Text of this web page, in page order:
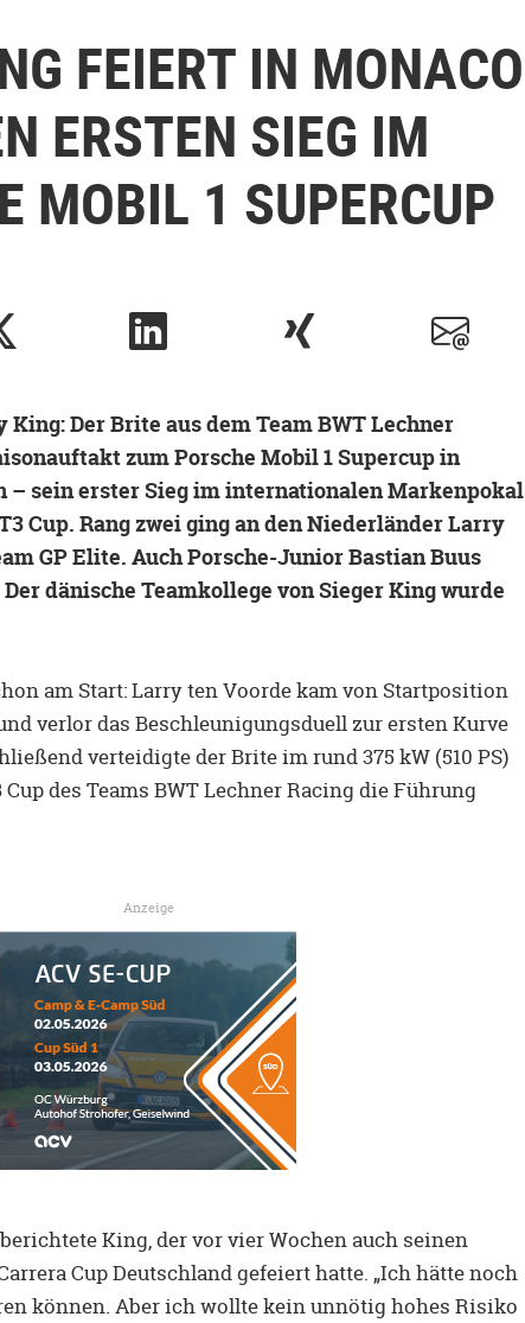
FEIERT IN MONACO
ERSTEN SIEG IM
MOBIL 1 SUPERCUP
Der Brite aus dem Team BWT Lechner
zum Porsche Mobil 1 Supercup in
– sein erster Sieg im internationalen Markenpokal
Cup. Rang zwei ging an den Niederländer Larry
GP Elite. Auch Porsche-Junior Bastian Buus
dänische Teamkollege von Sieger King wurde
am Start: Larry ten Voorde kam von Startposition
verlor das Beschleunigungsduell zur ersten Kurve
verteidigte der Brite im rund 375 kW (510 PS)
Cup des Teams BWT Lechner Racing die Führung
Anzeige
King, der vor vier Wochen auch seinen
Cup Deutschland gefeiert hatte. „Ich hätte noch
können. Aber ich wollte kein unnötig hohes Risiko